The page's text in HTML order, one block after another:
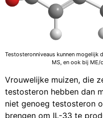
Testosteronniveaus kunnen mogelijk
MS, en ook bij ME/
Vrouwelijke muizen, die
testosteron hebben dan
niet genoeg testosteron
brengen om IL-33 te